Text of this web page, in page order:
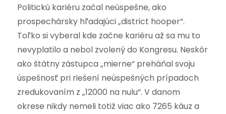
Politickú kariéru začal neúspešne, ako
prospechársky hľadajúci „district hooper“.
Toľko si vyberal kde začne kariéru až sa mu to
nevyplatilo a nebol zvolený do Kongresu. Neskôr
ako štátny zástupca „mierne“ preháňal svoju
úspešnosť pri riešení neúspešných prípadoch
zredukovaním z „12000 na nulu“. V danom
okrese nikdy nemeli totiž viac ako 7265 káuz a